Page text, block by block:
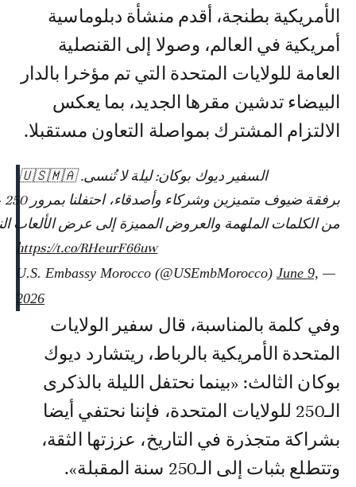
الأمريكية بطنجة، أقدم منشأة دبلوماسية
أمريكية في العالم، وصولا إلى القنصلية
العامة للولايات المتحدة التي تم مؤخرا بالدار
البيضاء تدشين مقرها الجديد، بما يعكس
الالتزام المشترك بمواصلة التعاون مستقبلا.
السفير ديوك بوكان: ليلة لا تُنسى. 🇺🇸🇲🇦
برفقة ضيوف متميزين وشركاء وأصدقاء، احتفلنا بمرور 250 عامًا على استقلال الولايات المتحدة الأمريكية، وما يقارب 250 عامًا من الصداقة المتينة والدائمة بين الولايات المتحدة والمغرب.
من الكلمات الملهمة والعروض المميزة إلى عرض الألعاب
https://t.co/RHeurF66uw
— U.S. Embassy Morocco (@USEmbMorocco)
June 9,
2026
وفي كلمة بالمناسبة، قال سفير الولايات
المتحدة الأمريكية بالرباط، ريتشارد ديوك
بوكان الثالث: «بينما نحتفل الليلة بالذكرى
الـ250 للولايات المتحدة، فإننا نحتفي أيضا
بشراكة متجذرة في التاريخ، عززتها الثقة،
وتتطلع بثبات إلى الـ250 سنة المقبلة».